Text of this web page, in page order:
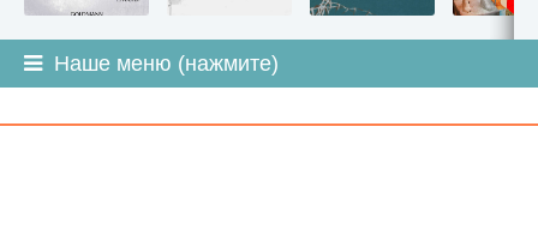
Наше меню (нажмите)